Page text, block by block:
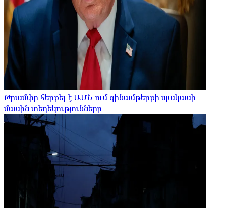
Թրամփը հերքել է ԱՄՆ-ում զինամթերքի պակասի
մասին տեղեկությունները